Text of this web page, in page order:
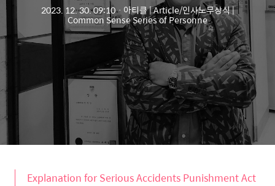
2023. 12. 30. 09:10ㆍ 아티클 | Article/인사노무상식 |
Common Sense Series of Personne
Explanation for Serious Accidents Punishment Act